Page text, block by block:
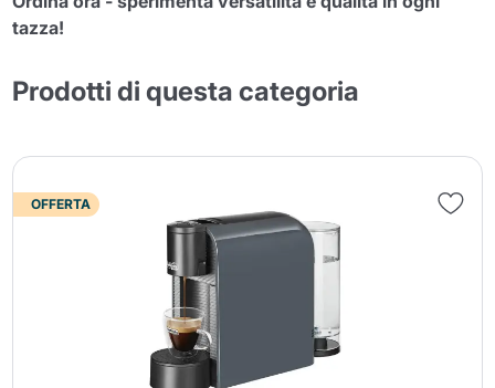
tazza!
Prodotti di questa categoria
OFFERTA